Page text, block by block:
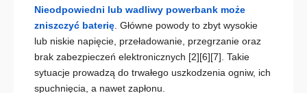
Nieodpowiedni lub wadliwy powerbank może
zniszczyć baterię . Główne powody to zbyt wysokie
lub niskie napięcie, przeładowanie, przegrzanie oraz
brak zabezpieczeń elektronicznych [2][6][7] . Takie
sytuacje prowadzą do trwałego uszkodzenia ogniw, ich
spuchnięcia, a nawet zapłonu.